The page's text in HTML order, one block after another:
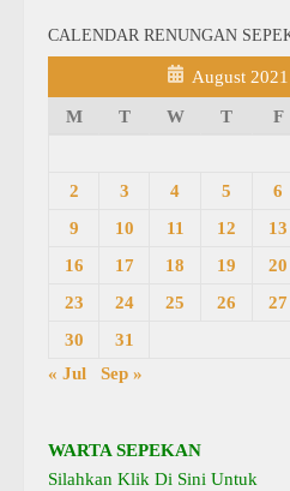
CALENDAR RENUNGAN
August 2021
M T W T F
2
3 4 5 6
9
10 11 12 13
16
17 18 19 20
23
24 25 26 27
30
31
« Jul
Sep »
WARTA SEPEKAN
Silahkan Klik Di Sini Untuk